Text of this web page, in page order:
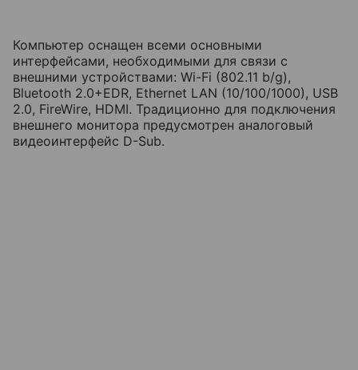
Компьютер оснащен всеми основными
интерфейсами, необходимыми для связи с
внешними устройствами: Wi-Fi (802.11 b/g),
Bluetooth 2.0+EDR, Ethernet LAN (10/100/1000), USB
2.0, FireWire, HDMI. Традиционно для подключения
внешнего монитора предусмотрен аналоговый
видеоинтерфейс D-Sub.